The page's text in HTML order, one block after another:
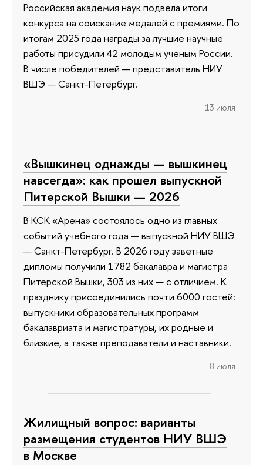
Российская академия наук подвела итоги
конкурса на соискание медалей с премиями. По
итогам 2025 года награды за лучшие научные
работы присудили 42 молодым ученым России.
В числе победителей — представитель НИУ
ВШЭ — Санкт-Петербург.
13 июля
«Вышкинец однажды — вышкинец
навсегда»: как прошел выпускной
Питерской Вышки — 2026
В КСК «Арена» состоялось одно из главных
событий учебного года — выпускной НИУ ВШЭ
— Санкт-Петербург. В 2026 году заветные
дипломы получили 1782 бакалавра и магистра
Питерской Вышки, 303 из них — с отличием. К
празднику присоединились почти 6000 гостей:
выпускники образовательных программ
бакалавриата и магистратуры, их родные и
близкие, а также преподаватели и наставники.
8 июля
Жилищный вопрос: варианты
размещения студентов НИУ ВШЭ
в Москве